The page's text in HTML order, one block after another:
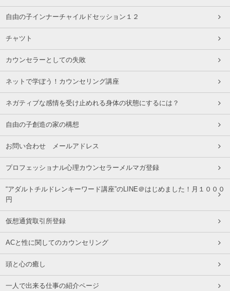
自由の子インナーチャイルドセッション１２
チャツト
カウンセラーとしての失敗
ネットで学ぼう！カウンセリング講座
ネガティブな感情を受け止めれる身体の状態にするには？
自由の子創造の家の構想
お問い合わせ メールアドレス
プロフェッショナル心理カウンセラーメルマガ登録
“アダルトチルドレンキーワード講座”のLINE＠はじめました！月１０００
円
仮想通貨取引所登録
ACと性に関してのカウンセリング
頭と心の癒し
一人で出来る仕事の紹介ページ